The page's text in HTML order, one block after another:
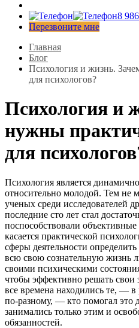
8
Перезвоните мне
Главная
Блог
Психология и жизнь.
для психологов?
Психология и
нужны
для
Психология является
относительно молодой. Тем не
ученых среди исследователей
последние сто лет стал
поспособствовали
касается практической
сферы деятельности
всю свою сознательную жизнь
своими психическими
чтобы эффективно решать свои
все времена находились те, —
по-разному, — кто помогал это
занимались только этим и
обязанностей.